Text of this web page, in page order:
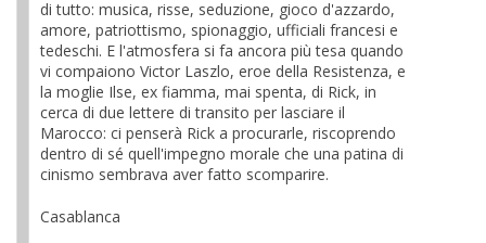
di tutto: musica, risse, seduzione, gioco d'azzardo,
amore, patriottismo, spionaggio, ufficiali francesi e
tedeschi. E l'atmosfera si fa ancora più tesa quando
vi compaiono Victor Laszlo, eroe della Resistenza, e
la moglie Ilse, ex fiamma, mai spenta, di Rick, in
cerca di due lettere di transito per lasciare il
Marocco: ci penserà Rick a procurarle, riscoprendo
dentro di sé quell'impegno morale che una patina di
cinismo sembrava aver fatto scomparire.
Casablanca